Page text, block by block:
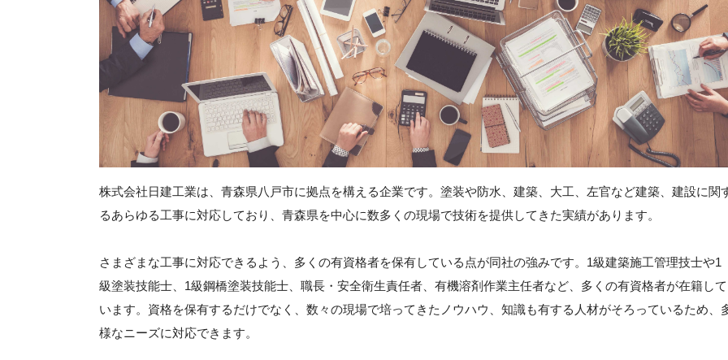
株式会社日建工業は、青森県八戸市に拠点を構える企業です。塗装や防水、建築、大工、左官など建築、建設に関
るあらゆる工事に対応しており、青森県を中心に数多くの現場で技術を提供してきた実績があります。
さまざまな工事に対応できるよう、多くの有資格者を保有している点が同社の強みです。1級建築施工管理技士や1
級塗装技能士、1級鋼橋塗装技能士、職長・安全衛生責任者、有機溶剤作業主任者など、多くの有資格者が在籍して
います。資格を保有するだけでなく、数々の現場で培ってきたノウハウ、知識も有する人材がそろっているため、
様なニーズに対応できます。